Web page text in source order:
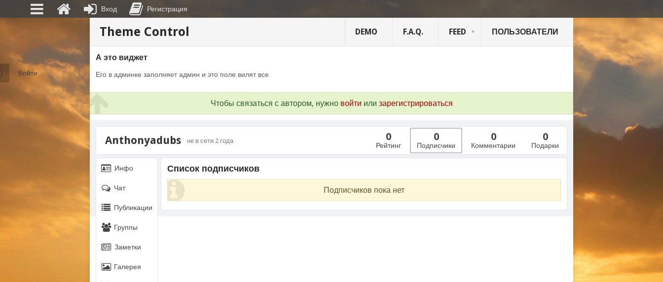
Войти
Theme Control DEMO F.A.Q. FEED ПОЛЬЗОВАТЕЛИ
А это виджет
Его в админке заполняет админ и это поле вилят все
Чтобы связаться с автором, нужно войти или зарегистрироваться
Anthonyadubs не в сети 2 года
Рейтинг
0
Подписчики
0
Комментарии
0
Подарки
0
Инфо
Чат
Публикации
Группы
Заметки
Галерея
Список подписчиков
Подписчиков пока нет
Вход Регистрация